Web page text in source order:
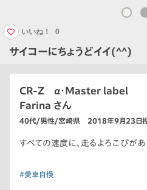
サイコーにちょうどイイ(^^)
いいね！ 0
CR-Z α・Master label
Farina さん
40代/男性/宮崎県 2018年9月23日
すべての速度に、走るよろこびがあ
#愛車自慢